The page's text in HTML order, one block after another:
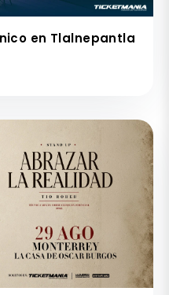
en Tlalnepantla